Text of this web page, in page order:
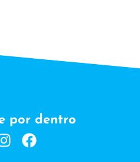
por dentro